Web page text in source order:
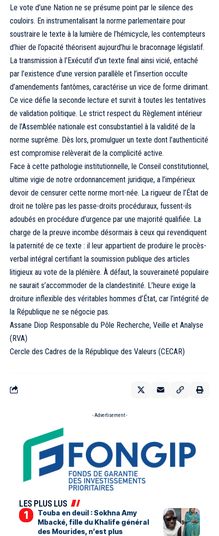
Le vote d’une Nation ne se présume point par le silence des
couloirs. En instrumentalisant la norme parlementaire pour
soustraire le texte à la lumière de l’hémicycle, les contempteurs
d’hier de l’opacité théorisent aujourd’hui le braconnage législatif.
La transmission à l’Exécutif d’un texte final ainsi vicié, entaché
par l’existence d’une version parallèle et l’insertion occulte
d’amendements fantômes, caractérise un vice de forme dirimant.
Ce vice défie la seconde lecture et survit à toutes les tentatives
de validation politique. Le strict respect du Règlement intérieur
de l’Assemblée nationale est consubstantiel à la validité de la
norme suprême. Dès lors, promulguer un texte dont l’authenticité
est compromise relèverait de la complicité active.
Face à cette pathologie institutionnelle, le Conseil constitutionnel,
ultime vigie de notre ordonnancement juridique, a l’impérieux
devoir de censurer cette norme mort-née. La rigueur de l’État de
droit ne tolère pas les passe-droits procéduraux, fussent-ils
adoubés en procédure d’urgence par une majorité qualifiée. La
charge de la preuve incombe désormais à ceux qui revendiquent
la paternité de ce texte : il leur appartient de produire le procès-
verbal intégral certifiant la soumission publique des articles
litigieux au vote de la plénière. À défaut, la souveraineté populaire
ne saurait s’accommoder de la clandestinité. L’heure exige la
droiture inflexible des véritables hommes d’État, car l’intégrité de
la République ne se négocie pas.
Assane Diop Responsable du Pôle Recherche, Veille et Analyse
(RVA)
Cercle des Cadres de la République des Valeurs (CECAR)
- Advertisement -
LES PLUS LUS
Touba en deuil : Sokhna Amy
Mbacké, fille du Khalife général
des Mourides, n’est plus